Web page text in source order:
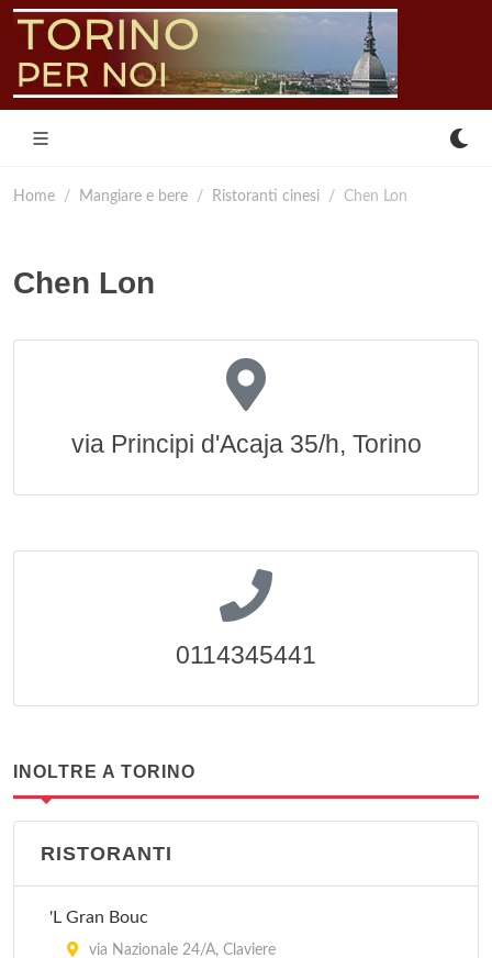
Home Mangiare e bere Ristoranti cinesi Chen Lon
Chen Lon
via Principi d'Acaja 35/h, Torino
0114345441
INOLTRE A TORINO
RISTORANTI
'L Gran Bouc
via Nazionale 24/A, Claviere